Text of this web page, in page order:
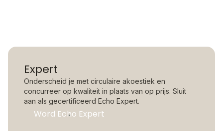
Expert
Onderscheid je met circulaire akoestiek en
concurreer op kwaliteit in plaats van op prijs. Sluit
aan als gecertificeerd Echo Expert.
Word Echo Expert